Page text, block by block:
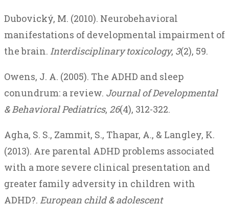
Dubovický, M. (2010). Neurobehavioral
manifestations of developmental impairment of
the brain. Interdisciplinary toxicology, 3(2), 59.
Owens, J. A. (2005). The ADHD and sleep
conundrum: a review. Journal of Developmental
& Behavioral Pediatrics, 26(4), 312-322.
Agha, S. S., Zammit, S., Thapar, A., & Langley, K.
(2013). Are parental ADHD problems associated
with a more severe clinical presentation and
greater family adversity in children with
ADHD?. European child & adolescent